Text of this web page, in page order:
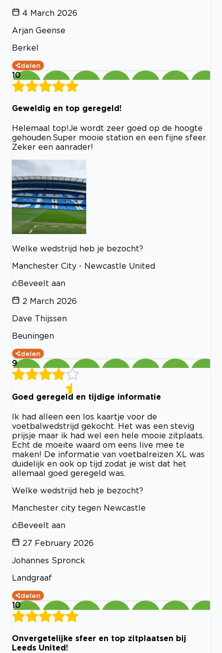
4 March 2026
Arjan Geense
Berkel
delen
10
Geweldig en top geregeld!
Helemaal top!Je wordt zeer goed op de hoogte
gehouden.Super mooie station en een fijne sfeer.
Zeker een aanrader!
Welke wedstrijd heb je bezocht?
Manchester City - Newcastle United
Beveelt aan
2 March 2026
Dave Thijssen
Beuningen
delen
9
Goed geregeld en tijdige informatie
Ik had alleen een los kaartje voor de
voetbalwedstrijd gekocht. Het was een stevig
prijsje maar ik had wel een hele mooie zitplaats.
Echt de moeite waard om eens live mee te
maken! De informatie van voetbalreizen XL was
duidelijk en ook op tijd zodat je wist dat het
allemaal goed geregeld was.
Welke wedstrijd heb je bezocht?
Manchester city tegen Newcastle
Beveelt aan
27 February 2026
Johannes Spronck
Landgraaf
delen
10
Onvergetelijke sfeer en top zitplaatsen bij
Leeds United!